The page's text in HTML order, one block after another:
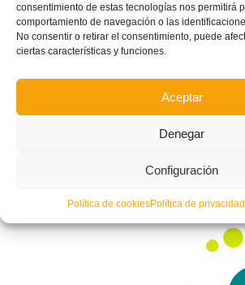
consentimiento de estas tecnologías nos permitirá
comportamiento de navegación o las
No consentir o retirar el consentimiento, puede
ciertas características y funciones.
Aceptar
Denegar
Configuración
Política de cookiesPolítica de privacidad
Selecció
Valenciana